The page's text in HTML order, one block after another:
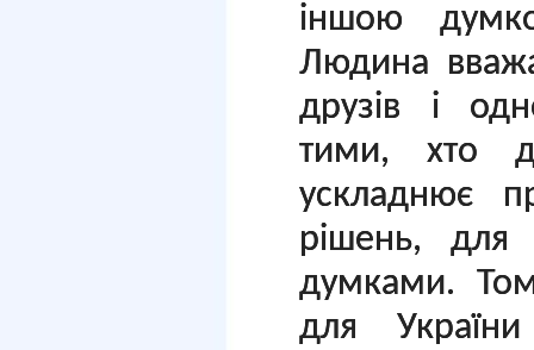
іншою
Людина
друзів і
тими, хто
ускладнює
рішень, для
думками.
для